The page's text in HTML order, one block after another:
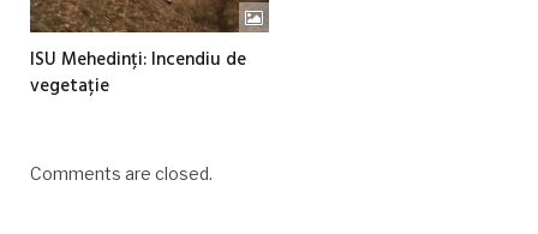
ISU Mehedinți: Incendiu de
vegetație
Comments are closed.